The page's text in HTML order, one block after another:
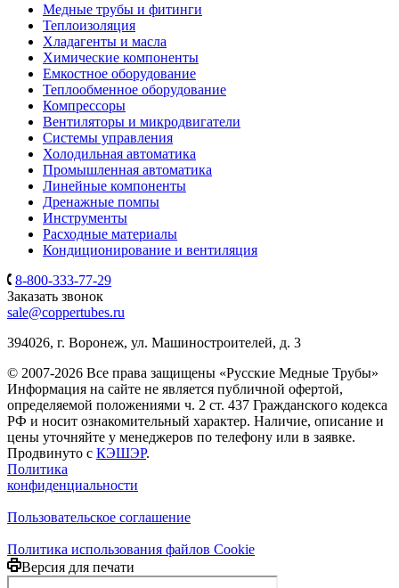
Медные трубы и фитинги
Теплоизоляция
Хладагенты и масла
Химические компоненты
Емкостное оборудование
Теплообменное оборудование
Компрессоры
Вентиляторы и микродвигатели
Системы управления
Холодильная автоматика
Промышленная автоматика
Линейные компоненты
Дренажные помпы
Инструменты
Расходные материалы
Кондиционирование и вентиляция
8-800-333-77-29
Заказать звонок
sale@coppertubes.ru
394026, г. Воронеж, ул. Машиностроителей, д. 3
© 2007-2026 Все права защищены «Русские Медные Трубы»
Информация на сайте не является публичной офертой,
определяемой положениями ч. 2 ст. 437 Гражданского кодекса
РФ и носит ознакомительный характер. Наличие, описание и
цены уточняйте у менеджеров по телефону или в заявке.
Продвинуто с КЭШЭР.
Политика
конфиденциальности
Пользовательское соглашение
Политика использования файлов Cookie
Версия для печати